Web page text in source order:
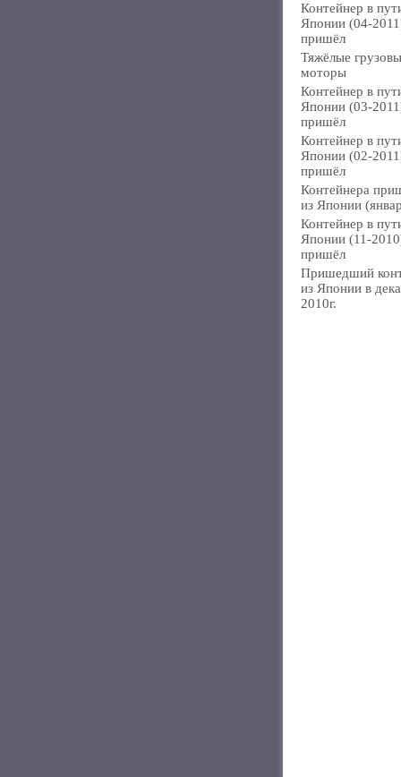
Контейнер в
Японии (04-
пришёл
Тяжёлые
моторы
Контейнер в
Японии (03-
пришёл
Контейнер в
Японии (02-
пришёл
Контейнера
из Японии
Контейнер в
Японии (11-
пришёл
Пришедший
из Японии в
2010г.